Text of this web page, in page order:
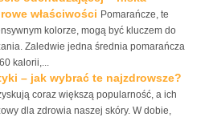
właściwości Pomarańcze, te
kolorze, mogą być kluczem do
Zaledwie jedna średnia pomarańcza
kalorii,...
– jak wybrać te najzdrowsze?
coraz większą popularność, a ich
dla zdrowia naszej skóry. W dobie,